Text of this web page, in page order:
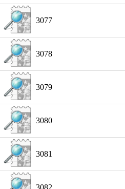
3077
3078
3079
3080
3081
3082